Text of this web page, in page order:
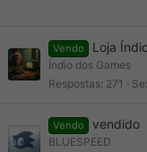
Vendo Loja
Índio dos Games
Respostas 271
Vendo vendido
BLUESPEED